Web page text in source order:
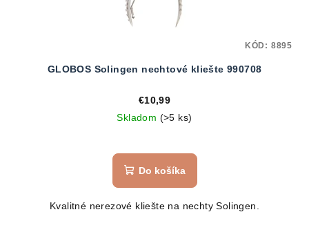
GLOBOS Solingen nechtové kliešte 990708
€10,99
Skladom (>5 ks)
Do košíka
Kvalitné nerezové kliešte na nechty Solingen.
KÓD: 8895